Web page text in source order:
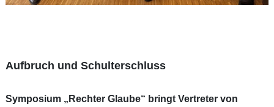
Aufbruch und Schulterschluss
Symposium „Rechter Glaube“ bringt Vertreter von